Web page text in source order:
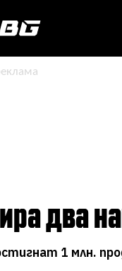
два
1 млн.